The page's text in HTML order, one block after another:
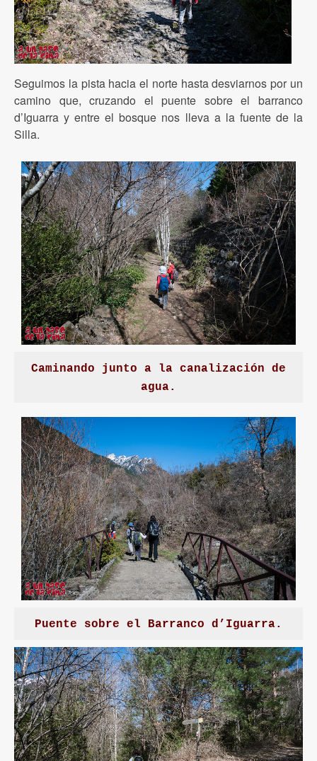
Seguimos la pista hacia el norte hasta desviarnos por un
camino que, cruzando el puente sobre el barranco
d’Iguarra y entre el bosque nos lleva a la fuente de la
Silla.
Caminando junto a la canalización de
agua.
Puente sobre el Barranco d’Iguarra.